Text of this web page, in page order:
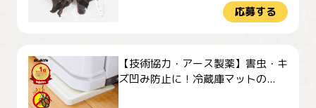
応募する
【技術協力・アース製薬】害虫・キ
ズ凹み防止に！冷蔵庫マットの...